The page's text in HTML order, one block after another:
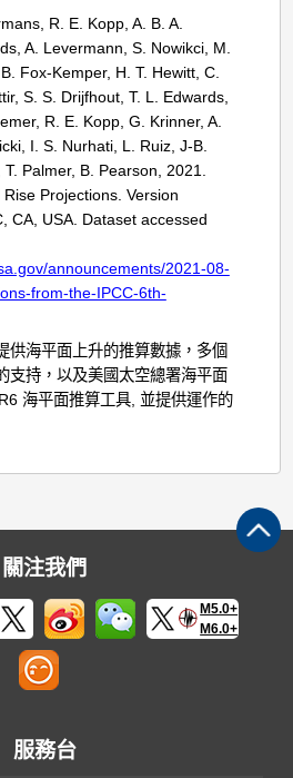
R. E. Kopp, A. B. A.
A. Levermann, S. Nowikci, M.
Fox-Kemper, H. T. Hewitt, C.
S. S. Drijfhout, T. L. Edwards,
R. E. Kopp, G. Krinner, A.
I. S. Nurhati, L. Ruiz, J-B.
Palmer, B. Pearson, 2021.
Projections. Version
CA, USA. Dataset accessed
announcements/2021-08-
from-the-IPCC-6th-
供海平面上升的推算數據，多個
支持，以及美國太空總署海平面
海平面推算工具, 並提供運作的
關注我們
M5.0+
M6.0+
服務台